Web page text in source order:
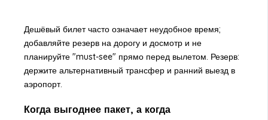
Дешёвый билет часто означает неудобное время;
добавляйте резерв на дорогу и досмотр и не
планируйте "must-see" прямо перед вылетом. Резерв:
держите альтернативный трансфер и ранний выезд в
аэропорт.
Когда выгоднее пакет, а когда